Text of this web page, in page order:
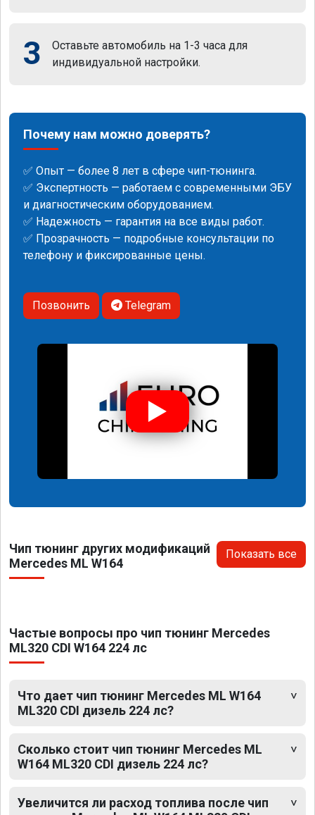
3
Оставьте автомобиль на 1-3 часа для
индивидуальной настройки.
Почему нам можно доверять?
✅ Опыт — более 8 лет в сфере чип-тюнинга.
✅ Экспертность — работаем с современными ЭБУ
и диагностическим оборудованием.
✅ Надежность — гарантия на все виды работ.
✅ Прозрачность — подробные консультации по
телефону и фиксированные цены.
Позвонить Telegram
Чип тюнинг других модификаций
Mercedes ML W164
Показать все
Частые вопросы про чип тюнинг Mercedes
ML320 CDI W164 224 лс
Что дает чип тюнинг Mercedes ML W164
ML320 CDI дизель 224 лс?
Сколько стоит чип тюнинг Mercedes ML
W164 ML320 CDI дизель 224 лс?
Увеличится ли расход топлива после чип